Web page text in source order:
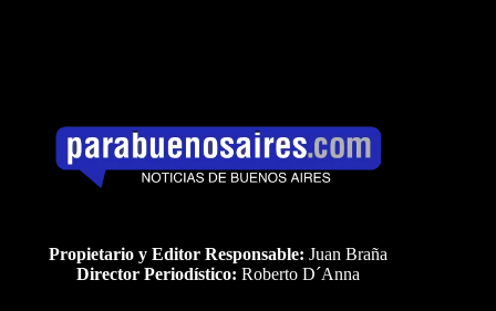
Propietario y Editor Responsable: Juan Braña
Director Periodístico: Roberto D´Anna